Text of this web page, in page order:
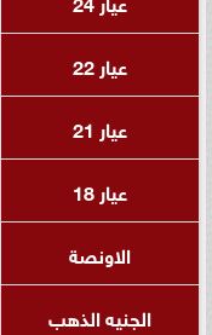
عيار 22
عيار 21
عيار 18
الاونصة
الجنيه الذهب